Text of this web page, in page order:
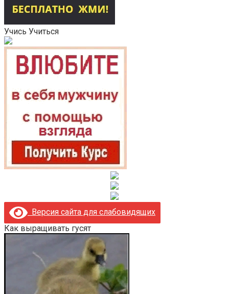
Учись Учиться
Версия сайта для слабовидящих
Как выращивать гусят